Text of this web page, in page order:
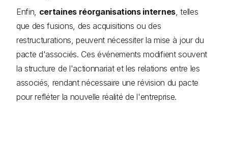
Enfin, certaines réorganisations internes, telles
que des fusions, des acquisitions ou des
restructurations, peuvent nécessiter la mise à jour du
pacte d'associés. Ces événements modifient souvent
la structure de l'actionnariat et les relations entre les
associés, rendant nécessaire une révision du pacte
pour refléter la nouvelle réalité de l'entreprise.